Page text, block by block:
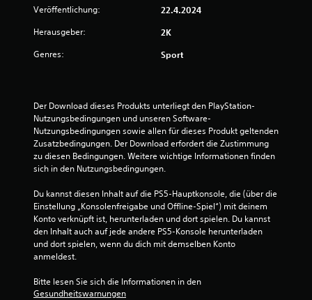
Veröffentlichung: 22.4.2024
Herausgeber: 2K
Genres: Sport
Der Download dieses Produkts unterliegt den PlayStation-
Nutzungsbedingungen und unseren Software-
Nutzungsbedingungen sowie allen für dieses Produkt geltenden
Zusatzbedingungen. Der Download erfordert die Zustimmung
zu diesen Bedingungen. Weitere wichtige Informationen finden
sich in den Nutzungsbedingungen.
Du kannst diesen Inhalt auf die PS5-Hauptkonsole, die (über die
Einstellung „Konsolenfreigabe und Offline-Spiel“) mit deinem
Konto verknüpft ist, herunterladen und dort spielen. Du kannst
den Inhalt auch auf jede andere PS5-Konsole herunterladen
und dort spielen, wenn du dich mit demselben Konto
anmeldest.
Bitte lesen Sie sich die Informationen in den
Gesundheitswarnungen